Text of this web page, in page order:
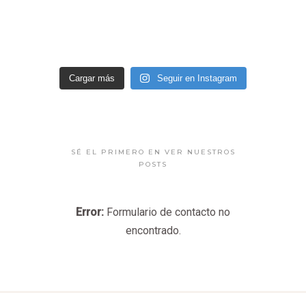
Cargar más Seguir en Instagram
SÉ EL PRIMERO EN VER NUESTROS
POSTS
Error: Formulario de contacto no
encontrado.